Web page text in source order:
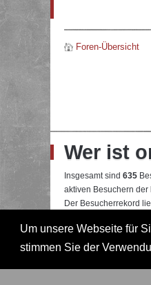
Um unsere Webseite für
stimmen Sie der
Foren-Übersicht
Wer ist
Insgesamt sind 635
aktiven Besuchern der
Der Besucherrekord
Mitglieder:Google
Legende: Administrator